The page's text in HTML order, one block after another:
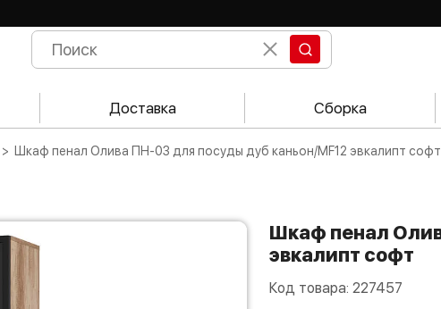
Доставка Сборка
Шкаф пенал Олива ПН-03 для посуды дуб каньон/MF12 эвкалипт софт
Шкаф пенал Олива ПН-03 для посуды дуб каньон/MF12
эвкалипт софт
Код товара: 227457